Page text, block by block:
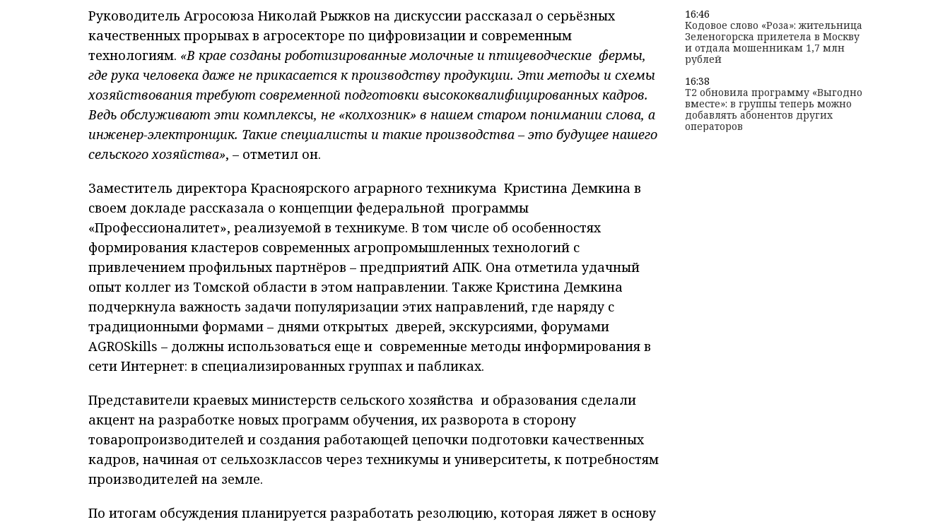
Руководитель Агросоюза Николай Рыжков на дискуссии рассказал о серьёзных
качественных прорывах в агросекторе по цифровизации и современным
технологиям. «В крае созданы роботизированные молочные и птицеводческие фермы,
где рука человека даже не прикасается к производству продукции. Эти методы и схемы
хозяйствования требуют современной подготовки высококвалифицированных кадров.
Ведь обслуживают эти комплексы, не «колхозник» в нашем старом понимании слова, а
инженер-электронщик. Такие специалисты и такие производства – это будущее нашего
сельского хозяйства», – отметил он.
Заместитель директора Красноярского аграрного техникума Кристина Демкина в
своем докладе рассказала о концепции федеральной программы
«Профессионалитет», реализуемой в техникуме. В том числе об особенностях
формирования кластеров современных агропромышленных технологий с
привлечением профильных партнёров – предприятий АПК. Она отметила удачный
опыт коллег из Томской области в этом направлении. Также Кристина Демкина
подчеркнула важность задачи популяризации этих направлений, где наряду с
традиционными формами – днями открытых дверей, экскурсиями, форумами
AGROSkills – должны использоваться еще и современные методы информирования в
сети Интернет: в специализированных группах и пабликах.
Представители краевых министерств сельского хозяйства и образования сделали
акцент на разработке новых программ обучения, их разворота в сторону
товаропроизводителей и создания работающей цепочки подготовки качественных
кадров, начиная от сельхозклассов через техникумы и университеты, к потребностям
производителей на земле.
По итогам обсуждения планируется разработать резолюцию, которая ляжет в основу
16:46
Кодовое слово «Роза»: жительница
Зеленогорска прилетела в Москву
и отдала мошенникам 1,7 млн
рублей
16:38
T2 обновила программу «Выгодно
вместе»: в группы теперь можно
добавлять абонентов других
операторов